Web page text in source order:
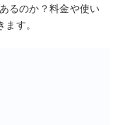
るのか？料金や使い
す。